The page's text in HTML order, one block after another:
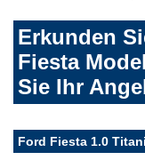
Erkunden
Fiesta
Sie Ihr
Ford Fiesta 1.0